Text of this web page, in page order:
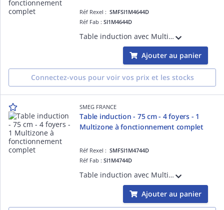
Réf Rexel :SMFSI1M4644D
Réf Fab :SI1M4644D
Table induction avec Multizone de 60 cm, Installation affleurante ou traditionnelle- ESTHÉTIQUE ET COMMANDES: Verre céramique Noir avec bord droit, Commandes Compact Slider Plus (slider unique avec LED rouges)- FOYERS: 4 foyers induction av
Ajouter au panier
Connectez-vous pour voir vos prix et les stocks
SMEG FRANCE
Table induction - 75 cm - 4 foyers - 1
Multizone à fonctionnement complet
Réf Rexel :SMFSI1M4744D
Réf Fab :SI1M4744D
Table induction avec Multizone de 75 cm, Installation affleurante ou traditionnelle - ESTHÉTIQUE ET COMMANDES: Verre céramique Noir avec bord droit, Commandes Compact Slider Plus (slider unique avec LED rouges) - FOYERS: 4 foyers induction
Ajouter au panier